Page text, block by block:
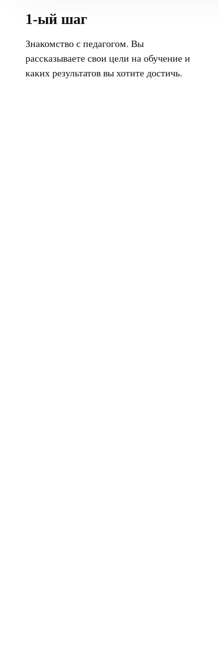
1-ый шаг
Знакомство с педагогом. Вы
рассказываете свои цели на обучение и
каких результатов вы хотите достичь.